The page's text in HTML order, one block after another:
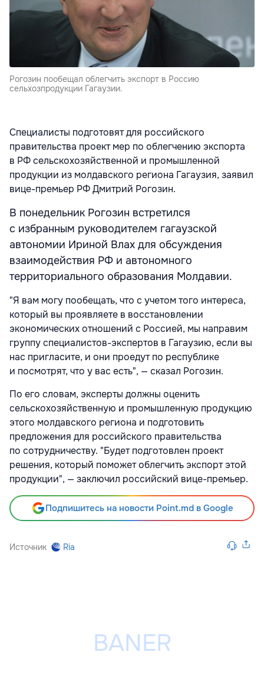
Рогозин пообещал облегчить экспорт в Россию
сельхозпродукции Гагаузии.
Специалисты подготовят для российского
правительства проект мер по облегчению экспорта
в РФ сельскохозяйственной и промышленной
продукции из молдавского региона Гагаузия, заявил
вице-премьер РФ Дмитрий Рогозин.
В понедельник Рогозин встретился
с избранным руководителем гагаузской
автономии Ириной Влах для обсуждения
взаимодействия РФ и автономного
территориального образования Молдавии.
"Я вам могу пообещать, что с учетом того интереса,
который вы проявляете в восстановлении
экономических отношений с Россией, мы направим
группу специалистов-экспертов в Гагаузию, если вы
нас пригласите, и они проедут по республике
и посмотрят, что у вас есть", — сказал Рогозин.
По его словам, эксперты должны оценить
сельскохозяйственную и промышленную продукцию
этого молдавского региона и подготовить
предложения для российского правительства
по сотрудничеству. "Будет подготовлен проект
решения, который поможет облегчить экспорт этой
продукции", — заключил российский вице-премьер.
Подпишитесь на новости Point.md в Google
Источник Ria